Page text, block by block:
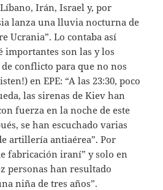
Irán, Israel y, por
lanza una lluvia nocturna de
Ucrania”. Lo contaba así
importantes son las y los
conflicto para que no nos
en EPE: “A las 23:30, poco
las sirenas de Kiev han
fuerza en la noche de este
se han escuchado varias
artillería antiaérea”. Por
fabricación iraní” y solo en
personas han resultado
niña de tres años”.